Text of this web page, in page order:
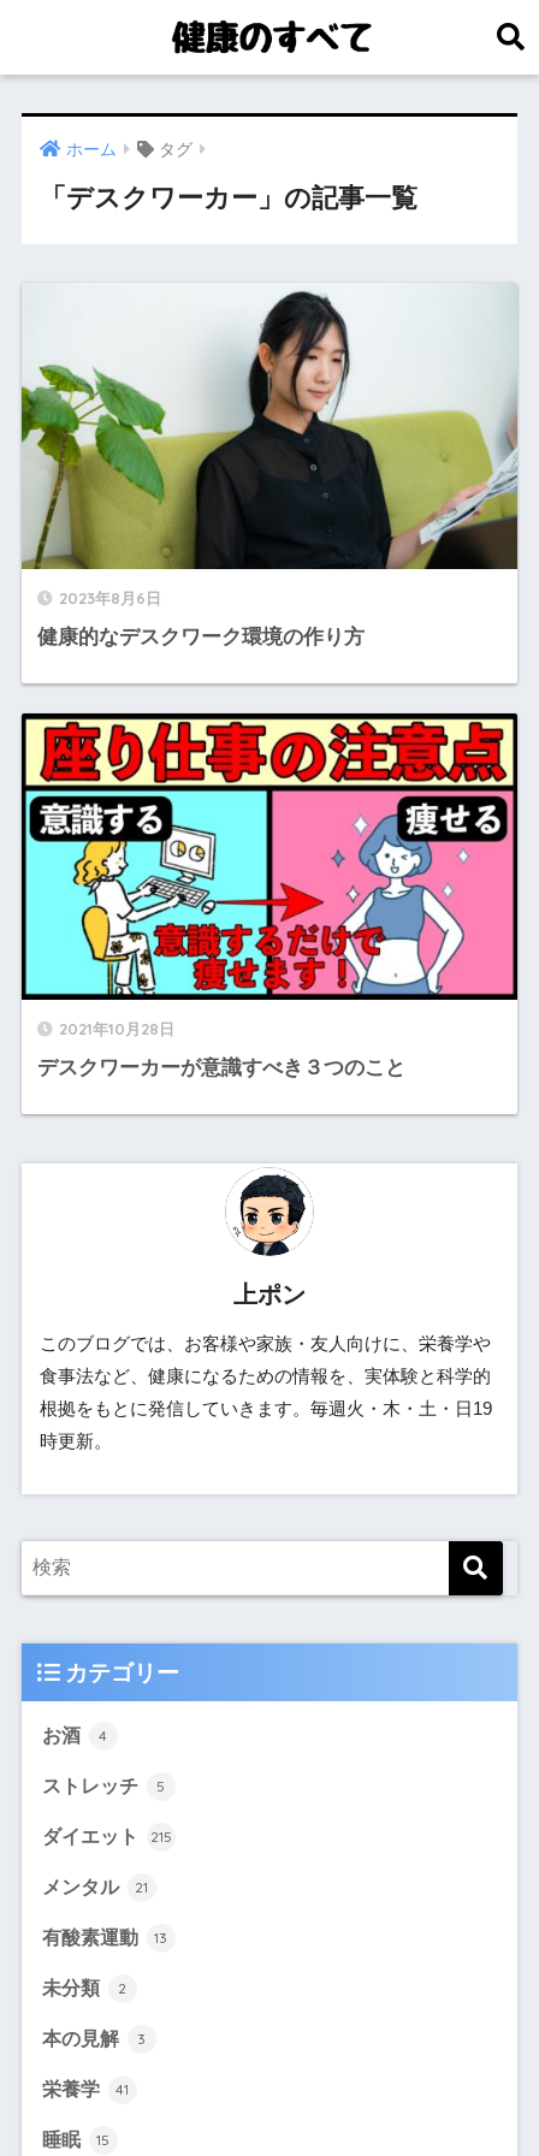
ホーム タグ
「デスクワーカー」の記事一覧
2023年8月6日
健康的なデスクワーク環境の作り方
2021年10月28日
デスクワーカーが意識すべき３つのこと
上ポン
このブログでは、お客様や家族・友人向けに、栄養学や
食事法など、健康になるための情報を、実体験と科学的
根拠をもとに発信していきます。毎週火・木・土・日19
時更新。
カテゴリー
お酒 4
ストレッチ 5
ダイエット 215
メンタル 21
有酸素運動 13
未分類 2
本の見解 3
栄養学 41
睡眠 15